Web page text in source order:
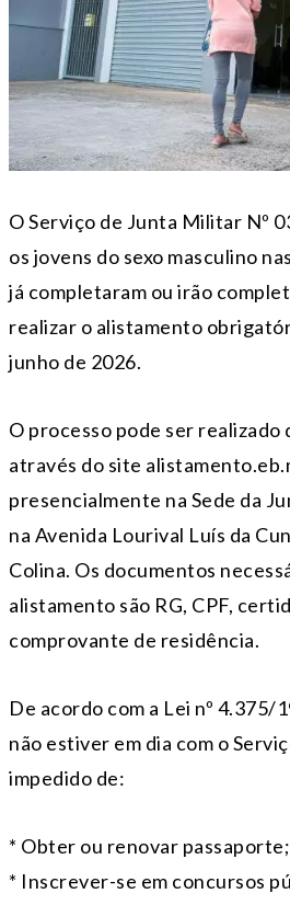
O Serviço de Junta Militar Nº
os jovens do sexo masculino
já completaram ou irão
realizar o alistamento
junho de 2026.
O processo pode ser realizado
através do site
presencialmente na Sede da
na Avenida Lourival Luís da
Colina. Os documentos
alistamento são RG, CPF,
comprovante de residência.
De acordo com a Lei nº 4.375/
não estiver em dia com o
impedido de:
* Obter ou renovar passaporte;
* Inscrever-se em concursos